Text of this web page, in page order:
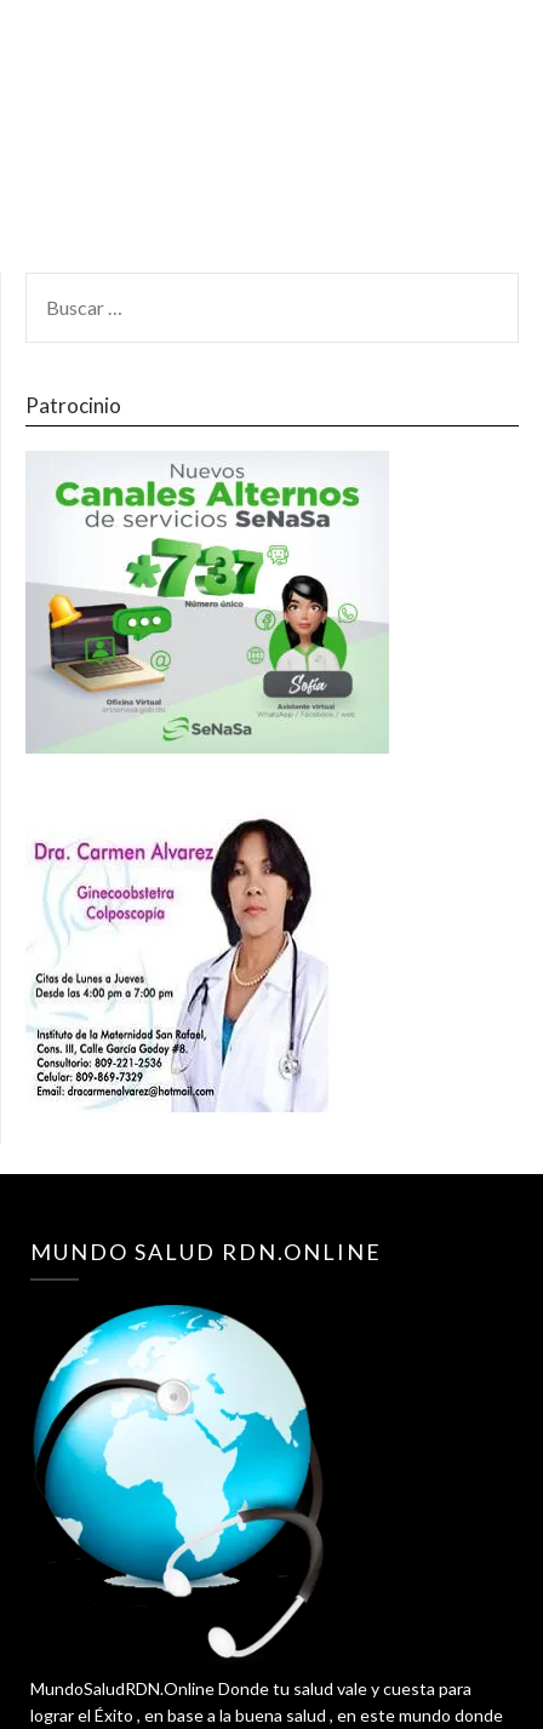
Patrocinio
MUNDO SALUD RDN.ONLINE
MundoSaludRDN.Online Donde tu salud vale y cuesta para
lograr el Éxito , en base a la buena salud , en este mundo donde